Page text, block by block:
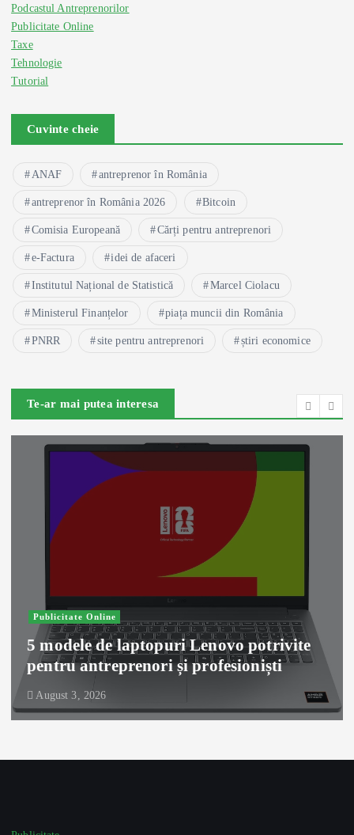
Podcastul Antreprenorilor
Publicitate Online
Taxe
Tehnologie
Tutorial
Cuvinte cheie
ANAF antreprenor în România
antreprenor în România 2026 Bitcoin
Comisia Europeană Cărți pentru antreprenori
e-Factura idei de afaceri
Institutul Național de Statistică Marcel Ciolacu
Ministerul Finanțelor piața muncii din România
PNRR site pentru antreprenori știri economice
Te-ar mai putea interesa
Online
de laptopuri Lenovo potrivite
antreprenori și profesioniști
3, 2026